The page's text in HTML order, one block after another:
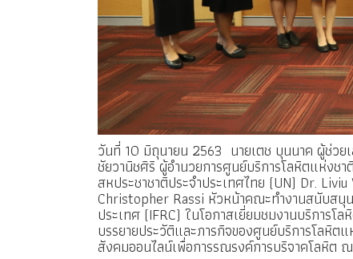
วันที่ 10 มิถุนายน 2563 นายเตช บุนนาค ผู้ช่วย
ชัยวานิชศิริ ผู้อำนวยการศูนย์บริการโลหิตแห่งช
สหประชาชาติประจำประเทศไทย (UN) Dr.
Christopher Rassi หัวหน้าคณะทำงานสนับสนุ
ประเทศ (IFRC) ในโอกาสเยี่ยมชมงานบริการโ
บรรยายประวัติและภารกิจของศูนย์บริการโลหิต
สังคมออนไลน์เพื่อการรณรงค์การบริจาคโลหิต ณ